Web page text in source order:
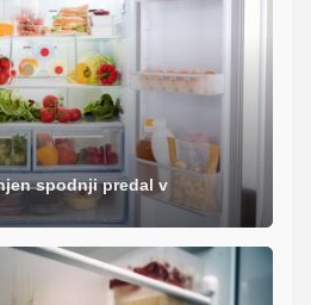
spodnji predal v